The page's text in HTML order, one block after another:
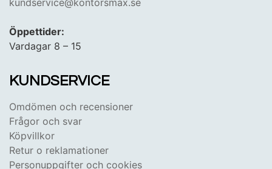
Öppettider:
Vardagar 8 – 15
KUNDSERVICE
Omdömen och recensioner
Frågor och svar
Köpvillkor
Retur o reklamationer
Personuppgifter och cookies